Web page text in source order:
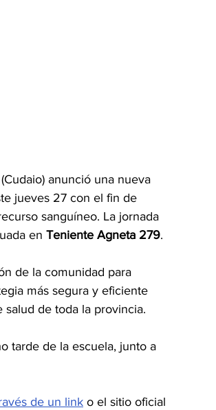
anunció una nueva
jueves 27 con el fin de
sanguíneo. La jornada
en Teniente Agneta 279.
de la comunidad para
más segura y eficiente
salud de toda la provincia.
tarde de la escuela, junto a
de un link o el sitio oficial